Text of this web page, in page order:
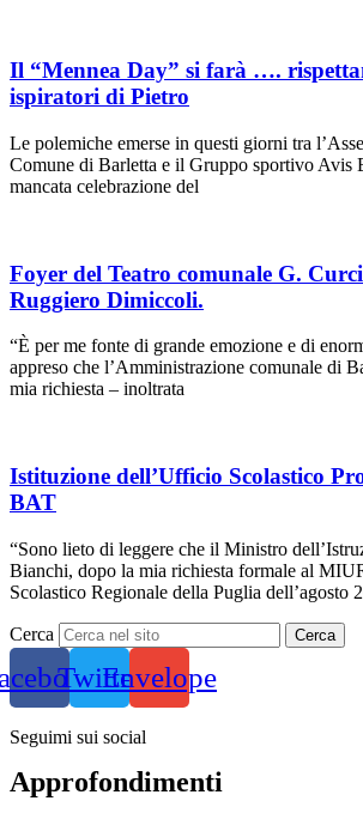
Il “Mennea Day” si farà ….
ispiratori di Pietro
Le polemiche emerse in questi giorni tra
Comune di Barletta e il Gruppo sportivo Avis
mancata celebrazione del
Foyer del Teatro comunale G.
Ruggiero Dimiccoli.
“È per me fonte di grande emozione e di
appreso che l’Amministrazione comunale di
mia richiesta – inoltrata
Istituzione dell’Ufficio Scolastico
BAT
“Sono lieto di leggere che il Ministro
Bianchi, dopo la mia richiesta formale al
Scolastico Regionale della Puglia dell’agosto
Cerca Cerca
TwitterEnvelope
Seguimi sui social
Approfondimenti